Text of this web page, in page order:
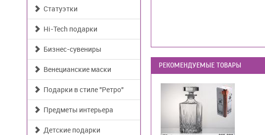
Статуэтки
Hi-Tech подарки
Бизнес-сувениры
Венецианские маски
Подарки в стиле "Ретро"
Предметы интерьера
Детские подарки
РЕКОМЕНДУЕМЫЕ ТОВАРЫ